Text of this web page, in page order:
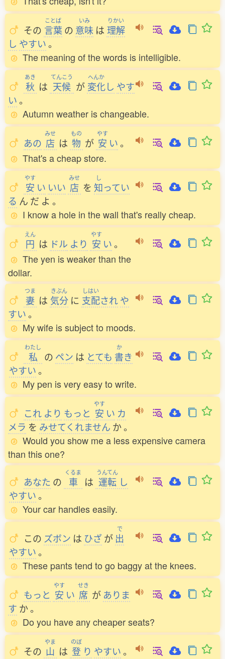
その
ことば
言葉 の
いみ
意味 は
りかい
理解
し やすい。
The meaning of the words is intelligible.
あき
秋 は
てんこう
天候 が
へんか
変化し やす
い。
Autumn weather is changeable.
あの
みせ
店 は
もの
物 が
やす
安 い。
That's a cheap store.
やす
安 い いい
みせ
店 を
し
知ってい
る ん だ よ 。
I know a hole in the wall that's really cheap.
えん
円 は ドル より
やす
安 い。
The yen is weaker than the
dollar.
つま
妻 は
きぶん
気分 に
しはい
支配されや
すい。
My wife is subject to moods.
わたし
私 の ペン は とても
か
書き
やすい。
My pen is very easy to write.
これ より もっと
やす
安 い カ
メラ を みせてくれません か。
Would you show me a less expensive camera
than this one?
あなた の
くるま
車 は
うんてん
運転 し
やすい。
Your car handles easily.
この ズボン は ひざが
で
出
やすい。
These pants tend to go baggy at the knees.
もっと
やす
安 い
せき
席 が ありま
す か。
Do you have any cheaper seats?
その
やま
山 は
のぼ
登 り やすい。